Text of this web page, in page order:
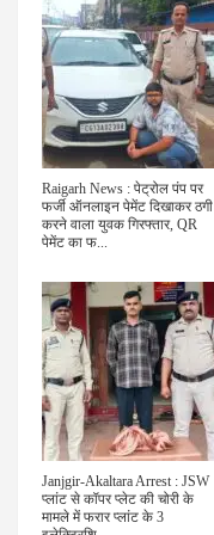
Raigarh News : पेट्रोल पंप पर
फर्जी ऑनलाइन पेमेंट दिखाकर ठगी
करने वाला युवक गिरफ्तार, QR
पेमेंट का फ...
Janjgir-Akaltara Arrest : JSW
प्लांट से कॉपर प्लेट की चोरी के
मामले में फरार प्लांट के 3